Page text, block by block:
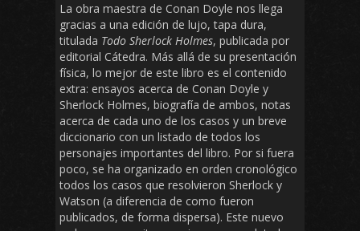
La obra maestra de Conan Doyle nos llega
gracias a una edición de lujo, tapa dura,
titulada Todo Sherlock Holmes, publicada por
editorial Cátedra. Más allá de su presentación
física, lo mejor de este libro es el contenido
extra: ensayos acerca de Conan Doyle y
Sherlock Holmes, biografía de ambos, notas
acerca de cada uno de los casos y un breve
diccionario con un listado de todos los
personajes importantes del libro. Por si fuera
poco, se ha organizado en orden cronológico
todos los casos que resolvieron Sherlock y
Watson (a diferencia de como fueron
publicados, de forma dispersa). Este nuevo